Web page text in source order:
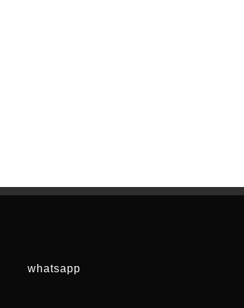
whatsapp